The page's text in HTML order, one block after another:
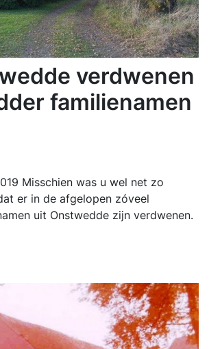
verdwenen
familienamen
Misschien was u wel net zo
er in de afgelopen zóveel
uit Onstwedde zijn verdwenen.